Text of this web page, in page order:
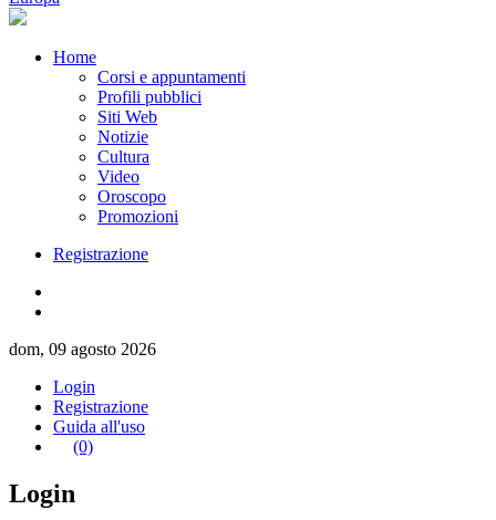
Home
Corsi e appuntamenti
Profili pubblici
Siti Web
Notizie
Cultura
Video
Oroscopo
Promozioni
Registrazione
dom, 09 agosto 2026
Login
Registrazione
Guida all'uso
(0)
Login